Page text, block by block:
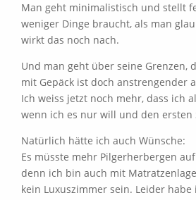
Man geht minimalistisch und stellt
weniger Dinge braucht, als man
wirkt das noch nach.
Und man geht über seine Grenzen,
mit Gepäck ist doch anstrengender
Ich weiss jetzt noch mehr, dass ich
wenn ich es nur will und den ersten
Natürlich hätte ich auch Wünsche:
Es müsste mehr Pilgerherbergen
denn ich bin auch mit
kein Luxuszimmer sein. Leider